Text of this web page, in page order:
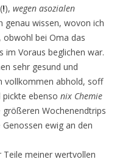
(!), wegen asozialen
genau wissen, wovon ich
bei Oma das
Voraus beglichen war.
sehr gesund und
vollkommen abhold, soff
ebenso nix Chemie
Wochenendtrips
ewig an den
Teile meiner wertvollen